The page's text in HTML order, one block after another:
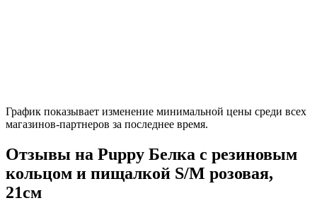
График показывает изменение минимальной цены среди всех
магазинов-партнеров за последнее время.
Отзывы на Puppy Белка с резиновым
кольцом и пищалкой S/M розовая,
21см